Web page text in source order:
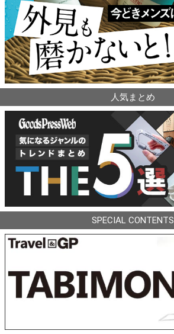
人気まとめ
SPECIAL CONTENTS